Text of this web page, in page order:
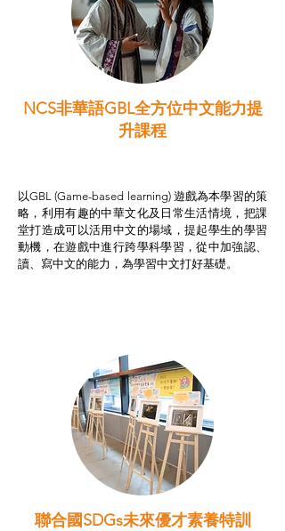
NCS非華語GBL全方位中文能力提
升課程
以GBL (Game-based learning) 遊戲為本學習的策
略，利用有趣的中華文化及日常生活情境，把課
堂打造成可以活用中文的場域，提起學生的學習
動機，在遊戲中進行跨學科學習，從中加強認、
讀、寫中文的能力，為學習中文打好基礎。
聯合國SDGs未來優才素養特訓